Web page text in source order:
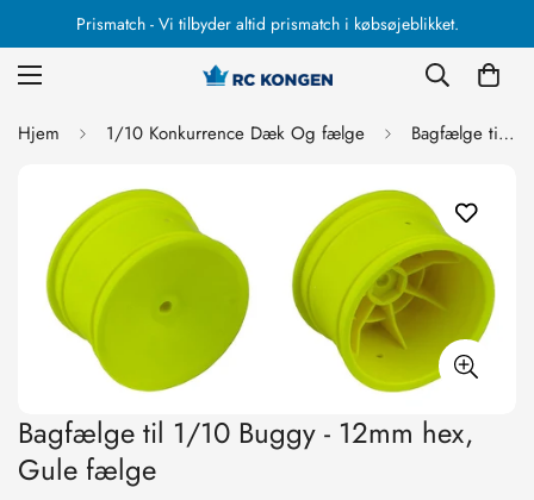
Prismatch - Vi tilbyder altid prismatch i købsøjeblikket.
Hjem 1/10 Konkurrence Dæk Og fælge Bagfælge til 1/10 Buggy - 12mm hex, Gule fælge
Bagfælge til 1/10 Buggy - 12mm hex,
Gule fælge